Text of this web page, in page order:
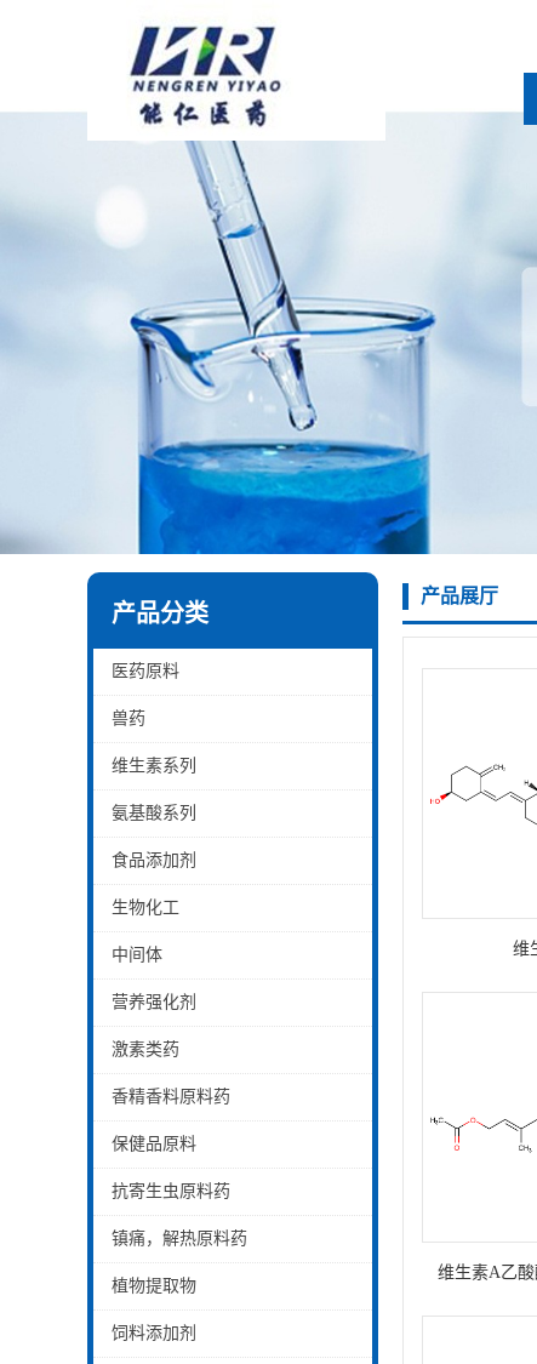
产品分类
医药原料
兽药
维生素系列
氨基酸系列
食品添加剂
生物化工
中间体
营养强化剂
激素类药
香精香料原料药
保健品原料
抗寄生虫原料药
镇痛，解热原料药
植物提取物
饲料添加剂
产品展厅
维
维生素A乙